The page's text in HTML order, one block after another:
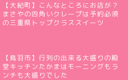
【大紀町】こんなところにお店が？
まさやの四角いクレープは予約必須
の三重県トップクラススイーツ
【鳥羽市】行列の出来る大盛りの殿
堂キッチンたかまはモーニングもラ
ンチも大盛りでした